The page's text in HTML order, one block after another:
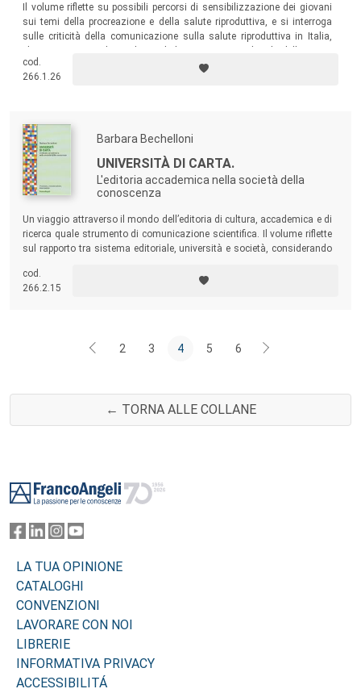
Il volume riflette su possibili percorsi di sensibilizzazione dei giovani
sui temi della procreazione e della salute riproduttiva, e si interroga
sulle criticità della comunicazione sulla salute riproduttiva in Italia,
su ambivalenze e silenzi che connotano i vissuti sommersi di donne e
uomini con problemi di fertilità.
cod.
266.1.26
Barbara Bechelloni
UNIVERSITÀ DI CARTA.
L'editoria accademica nella società della
conoscenza
Un viaggio attraverso il mondo dell’editoria di cultura, accademica e di
ricerca quale strumento di comunicazione scientifica. Il volume riflette
sul rapporto tra sistema editoriale, università e società, considerando
l’editoria deve rispondere.
cod.
266.2.15
2 3 4 5 6
← TORNA ALLE COLLANE
LA TUA OPINIONE
CATALOGHI
CONVENZIONI
LAVORARE CON NOI
LIBRERIE
INFORMATIVA PRIVACY
ACCESSIBILITÁ